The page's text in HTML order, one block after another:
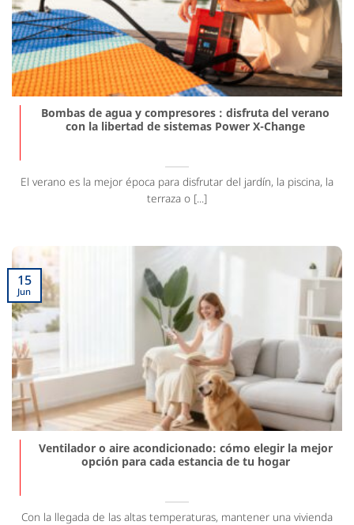
Bombas de agua y compresores : disfruta del verano
con la libertad de sistemas Power X-Change
El verano es la mejor época para disfrutar del jardín, la piscina, la
terraza o [...]
Ventilador o aire acondicionado: cómo elegir la mejor
opción para cada estancia de tu hogar
Con la llegada de las altas temperaturas, mantener una vivienda
15
Jun